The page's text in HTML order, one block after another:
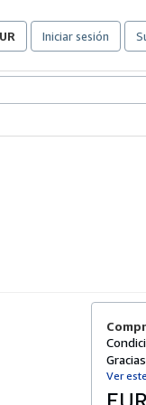
Iniciar sesión
Ver